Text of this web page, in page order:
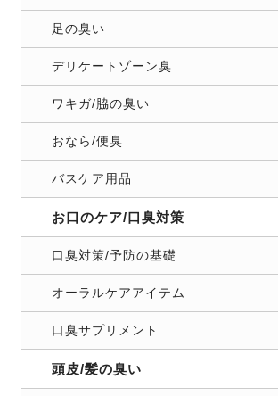
足の臭い
デリケートゾーン臭
ワキガ/脇の臭い
おなら/便臭
バスケア用品
お口のケア/口臭対策
口臭対策/予防の基礎
オーラルケアアイテム
口臭サプリメント
頭皮/髪の臭い